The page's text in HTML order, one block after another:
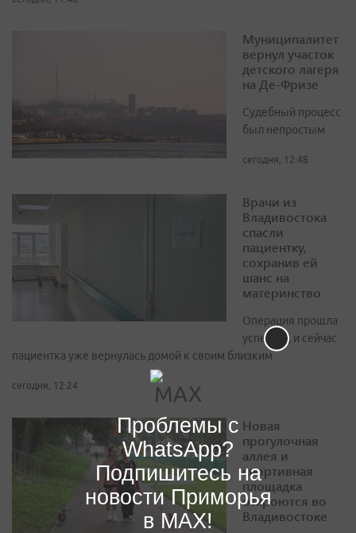
Муниципалитет
вернул участок
детского лагеря
на Де-Фризе
Судебный процесс
был непростым
сегодня, 12:48
Врачи из
Владивостока
спасли
пациентку,
сохранив ей
шанс на
материнство
Операция прошла
успешно, и сейчас
пациентка уже вернулась домой к своим близким
сегодня, 12:24
Новая
прогулочная
аллея и
спортивная
площадка
откроются во
Владивостоке
Проблемы с
WhatsApp?
Подпишитесь на
новости Приморья
в MAX!